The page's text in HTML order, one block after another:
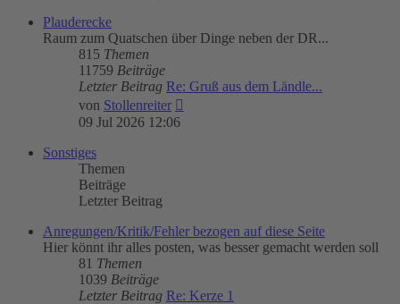
Plauderecke
Raum zum Quatschen über Dinge neben der DR...
815 Themen
11759 Beiträge
Letzter Beitrag Re: Gruß aus dem Ländle...
von Stollenreiter
09 Jul 2026 12:06
Sonstiges
Themen
Beiträge
Letzter Beitrag
Anregungen/Kritik/Fehler bezogen auf diese Seite
Hier könnt ihr alles posten, was besser gemacht werden soll
81 Themen
1039 Beiträge
Letzter Beitrag Re: Kerze 1